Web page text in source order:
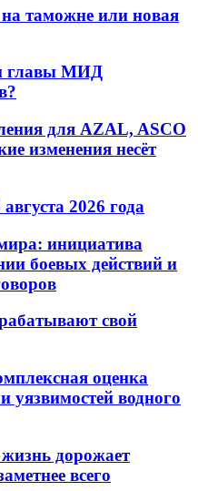
таможне или новая
главы МИД
для AZAL, ASCO
изменения несёт
2026 года
инициатива
боевых действий и
свой
оценка
уязвимостей водного
дорожает
всего